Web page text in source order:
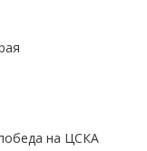
на ЦСКА